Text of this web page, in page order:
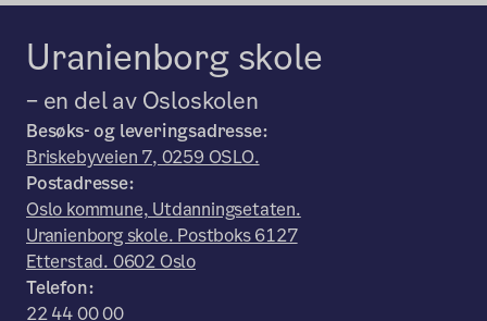
Uranienborg skole
– en del av Osloskolen
Besøks- og leveringsadresse:
Briskebyveien 7, 0259 OSLO.
Postadresse:
Oslo kommune, Utdanningsetaten.
Uranienborg skole. Postboks 6127
Etterstad. 0602 Oslo
Telefon:
22 44 00 00